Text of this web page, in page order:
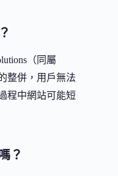
（同屬
整併，用戶無法
程中網站可能短
？